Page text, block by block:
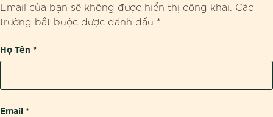
Email của bạn sẽ không được hiển thị công khai. Các
trường bắt buộc được đánh dấu *
Họ Tên *
Email *